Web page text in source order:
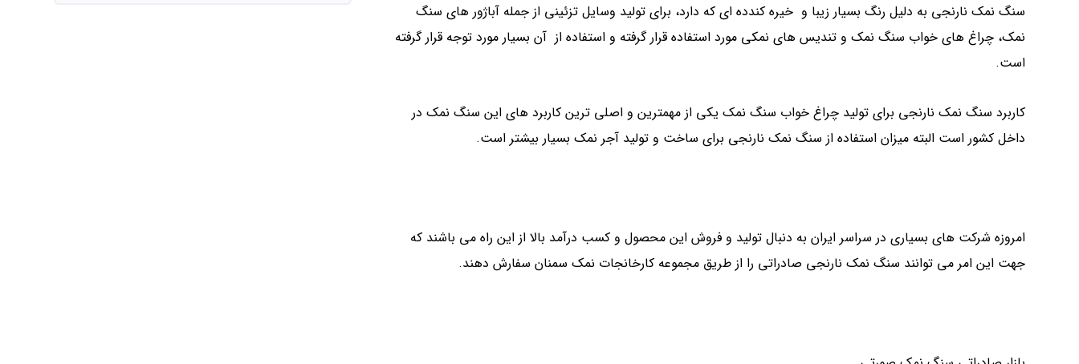
سنگ نمک نارنجی به دلیل رنگ بسیار زیبا و خیره کندده ای که دارد، برای تولید وسایل تزئینی از جمله آباژور های سنگ
نمک، چراغ های خواب سنگ نمک و تندیس های نمکی مورد استفاده قرار گرفته و استفاده از آن بسیار مورد توجه قرار گرفته
است.
کاربرد سنگ نمک نارنجی برای تولید چراغ خواب سنگ نمک یکی از مهمترین و اصلی ترین کاربرد های این سنگ نمک در
داخل کشور است البته میزان استفاده از سنگ نمک نارنجی برای ساخت و تولید آجر نمک بسیار بیشتر است.
امروزه شرکت های بسیاری در سراسر ایران به دنبال تولید و فروش این محصول و کسب درآمد بالا از این راه می باشند که
جهت این امر می توانند سنگ نمک نارنجی صادراتی را از طریق مجموعه کارخانجات نمک سمنان سفارش دهند.